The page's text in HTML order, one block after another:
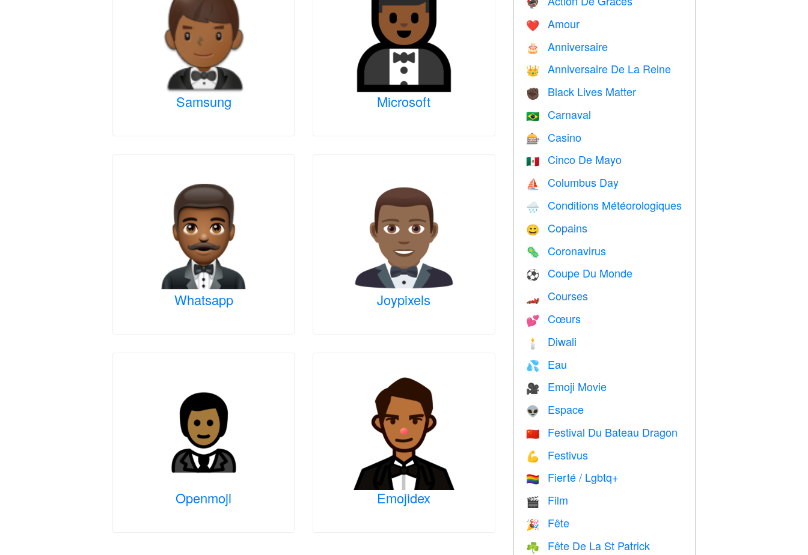
Samsung Microsoft
Whatsapp Joypixels
Openmoji Emojidex
🦃
❤️️ Amour
🎂 Anniversaire
👑 Anniversaire De La Reine
✊🏿 Black Lives Matter
🇧🇷 Carnaval
🎰 Casino
🇲🇽 Cinco De Mayo
⛵️ Columbus Day
🌧 Conditions Météorologiques
😄 Copains
🦠 Coronavirus
⚽ Coupe Du Monde
🏎 Courses
💕 Cœurs
🕯 Diwali
💦 Eau
🎥 Emoji Movie
👽 Espace
🇨🇳 Festival Du Bateau Dragon
💪 Festivus
🏳️‍🌈 Fierté / Lgbtq+
🎬 Film
🎉 Fête
☘️ Fête De La St Patrick